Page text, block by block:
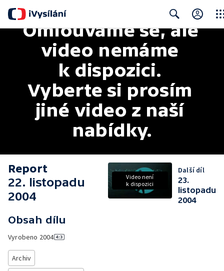
Search
Omlouváme se, ale
video nemáme
k dispozici.
Vyberte si prosím
jiné video z naší
nabídky.
Report
22. listopadu
2004
Obsah dílu
Vyrobeno 2004
Archiv
Video není
k dispozici
Další díl
23.
listopadu
2004